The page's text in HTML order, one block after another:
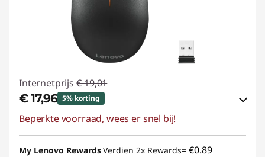
Internetprijs € 19,01
€ 17,96 5% korting
eCoupon-besparingen :-€ 1,05
eCoupon gebruiken :ACC‑SAVE
Beperkte voorraad, wees er snel bij!
My Lenovo RewardsVerdien 2x Rewards= €0.89